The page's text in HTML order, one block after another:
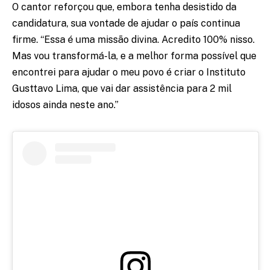
O cantor reforçou que, embora tenha desistido da
candidatura, sua vontade de ajudar o país continua
firme. “Essa é uma missão divina. Acredito 100% nisso.
Mas vou transformá-la, e a melhor forma possível que
encontrei para ajudar o meu povo é criar o Instituto
Gusttavo Lima, que vai dar assistência para 2 mil
idosos ainda neste ano.”